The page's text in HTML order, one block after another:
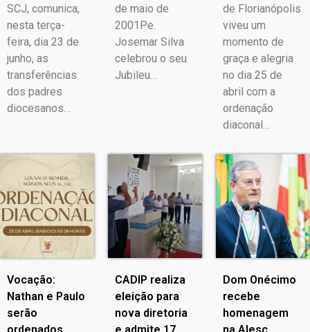
SCJ, comunica,
nesta terça-
feira, dia 23 de
junho, as
transferências
dos padres
diocesanos…
de maio de
2001Pe.
Josemar Silva
celebrou o seu
Jubileu…
de Florianópolis
viveu um
momento de
graça e alegria
no dia 25 de
abril com a
ordenação
diaconal…
Vocação:
Nathan e Paulo
serão
CADIP realiza
eleição para
nova diretoria
Dom Onécimo
recebe
homenagem